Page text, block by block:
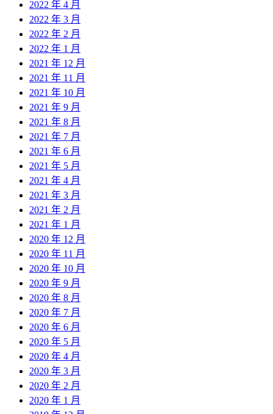
2022 年 4 月
2022 年 3 月
2022 年 2 月
2022 年 1 月
2021 年 12 月
2021 年 11 月
2021 年 10 月
2021 年 9 月
2021 年 8 月
2021 年 7 月
2021 年 6 月
2021 年 5 月
2021 年 4 月
2021 年 3 月
2021 年 2 月
2021 年 1 月
2020 年 12 月
2020 年 11 月
2020 年 10 月
2020 年 9 月
2020 年 8 月
2020 年 7 月
2020 年 6 月
2020 年 5 月
2020 年 4 月
2020 年 3 月
2020 年 2 月
2020 年 1 月